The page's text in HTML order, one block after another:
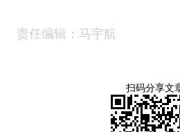
责任编辑：马宇航
扫码分享文